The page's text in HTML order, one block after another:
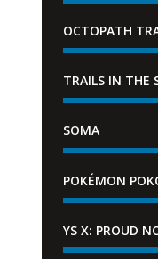
OCTOPATH
TRAILS IN THE
SOMA
POKÉMON
YS X: PROUD